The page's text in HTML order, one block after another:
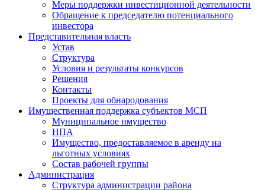
Меры поддержки инвестиционной деятельности
Обращение к председателю потенциального
инвестора
Представительная власть
Устав
Структура
Условия и результаты конкурсов
Решения
Контакты
Проекты для обнародования
Имущественная поддержка субъектов МСП
Муниципальное имущество
НПА
Имущество, предоставляемое в аренду на
льготных условиях
Состав рабочей группы
Администрация
Структура администрации района